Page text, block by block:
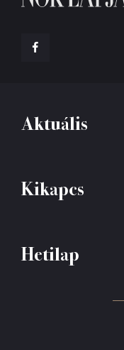
Aktuális
Kikapcs
Hetilap